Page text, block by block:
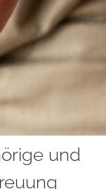
und